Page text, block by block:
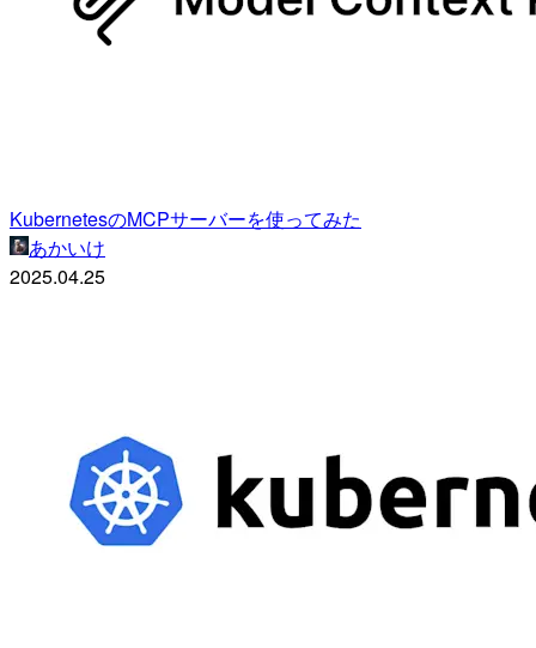
KubernetesのMCPサーバーを使ってみた
あかいけ
2025.04.25